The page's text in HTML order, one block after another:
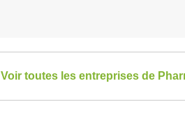
Voir toutes les entreprises de